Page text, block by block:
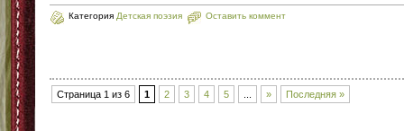
Категория Детская поэзия Оставить коммент
Страница 1 из 6 1 2 3 4 5 » Последняя »